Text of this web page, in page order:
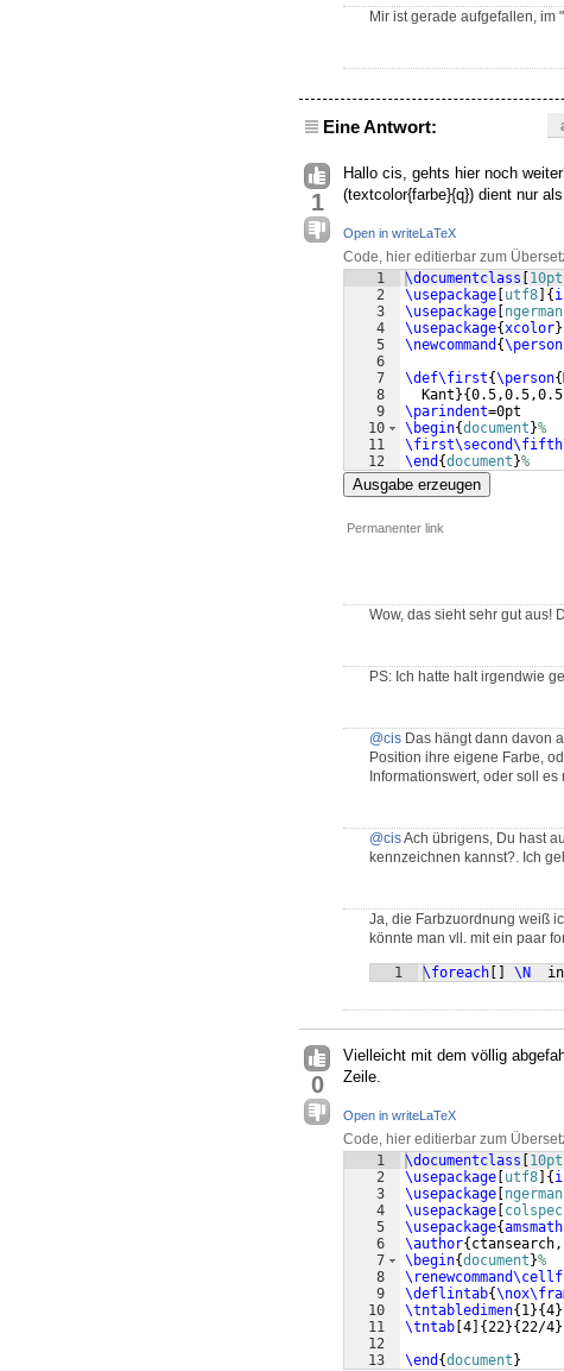
Mir ist gerade aufgefallen,
Eine Antwort:
1
Hallo cis, gehts hier noch
(textcolor{farbe}{q}) dient nur
Open in writeLaTeX
Code, hier editierbar zum
1
2
3
4
5
6
7
8
9
10
11
12
\documentclass
\usepackage utf8 {
\usepackage ngerman
\usepackage{xcolor}
\newcommand {\person
\def\first{\person{
  Kant
}{0.5,0.5,0.5
\parindent=0pt
\begin{document }%
\end {document }%
Ausgabe erzeugen
Permanenter link
Wow, das sieht sehr gut aus!
PS: Ich hatte halt irgendwie
@cis Das hängt dann davon
Position ihre eigene Farbe,
Informationswert, oder soll
@cisAch übrigens, Du hast
kennzeichnen kannst?. Ich
Ja, die Farbzuordnung weiß
könnte man vll. mit ein paar
1 \foreach \N
  in
0
Vielleicht mit dem völlig
Zeile.
Open in writeLaTeX
Code, hier editierbar zum
1
2
3
4
5
6
7
8
9
10
11
12
13
\documentclass
\usepackage utf8 {
\usepackage ngerman
\usepackage
\usepackage{
\author{
\begin{document }%
\deflintab{
\tntabledimen{ 1}{4}
\tntab 4 {22}{22/4}
\end {document }